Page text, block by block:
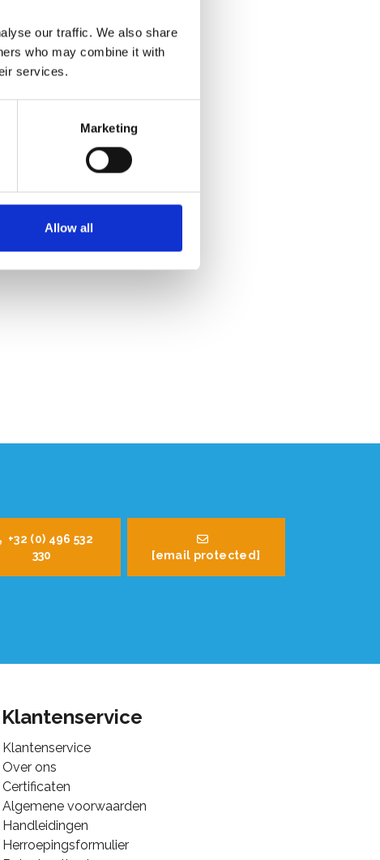
our traffic. We also share
who may combine it with
services.
Marketing
Allow all
+32 (0) 496 532
330
[email protected]
Klantenservice
Klantenservice
Over ons
Certificaten
Algemene voorwaarden
Handleidingen
Herroepingsformulier